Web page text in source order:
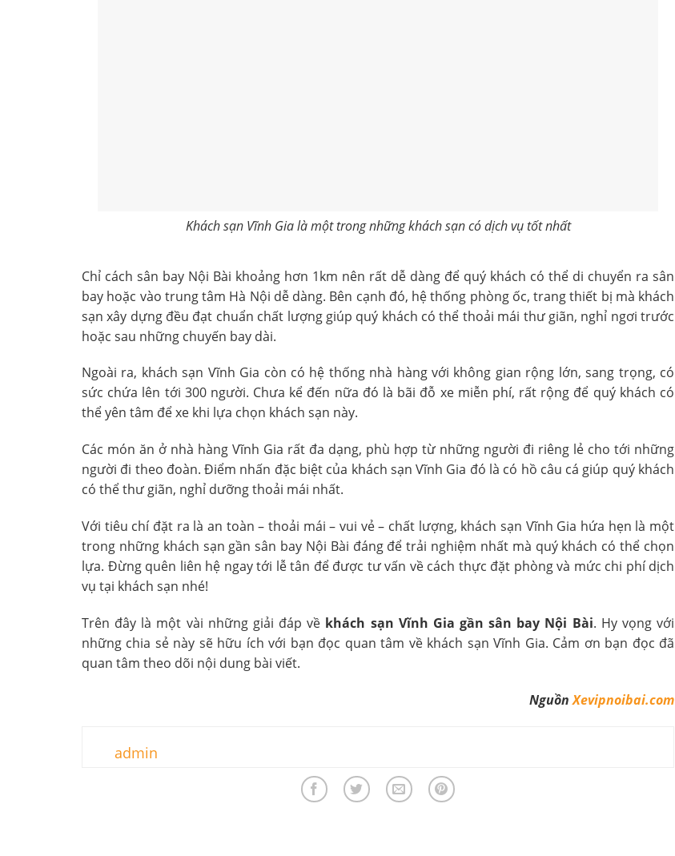
Khách sạn Vĩnh Gia là một trong những khách sạn có dịch vụ tốt nhất
Chỉ cách sân bay Nội Bài khoảng hơn 1km nên rất dễ dàng để quý khách có thể di chuyển ra sân
bay hoặc vào trung tâm Hà Nội dễ dàng. Bên cạnh đó, hệ thống phòng ốc, trang thiết bị mà khách
sạn xây dựng đều đạt chuẩn chất lượng giúp quý khách có thể thoải mái thư giãn, nghỉ ngơi trước
hoặc sau những chuyến bay dài.
Ngoài ra, khách sạn Vĩnh Gia còn có hệ thống nhà hàng với không gian rộng lớn, sang trọng, có
sức chứa lên tới 300 người. Chưa kể đến nữa đó là bãi đỗ xe miễn phí, rất rộng để quý khách có
thể yên tâm để xe khi lựa chọn khách sạn này.
Các món ăn ở nhà hàng Vĩnh Gia rất đa dạng, phù hợp từ những người đi riêng lẻ cho tới những
người đi theo đoàn. Điểm nhấn đặc biệt của khách sạn Vĩnh Gia đó là có hồ câu cá giúp quý khách
có thể thư giãn, nghỉ dưỡng thoải mái nhất.
Với tiêu chí đặt ra là an toàn – thoải mái – vui vẻ – chất lượng, khách sạn Vĩnh Gia hứa hẹn là một
trong những khách sạn gần sân bay Nội Bài đáng để trải nghiệm nhất mà quý khách có thể chọn
lựa. Đừng quên liên hệ ngay tới lễ tân để được tư vấn về cách thực đặt phòng và mức chi phí dịch
vụ tại khách sạn nhé!
Trên đây là một vài những giải đáp về khách sạn Vĩnh Gia gần sân bay Nội Bài. Hy vọng với
những chia sẻ này sẽ hữu ích với bạn đọc quan tâm về khách sạn Vĩnh Gia. Cảm ơn bạn đọc đã
quan tâm theo dõi nội dung bài viết.
NguồnXevipnoibai.com
admin